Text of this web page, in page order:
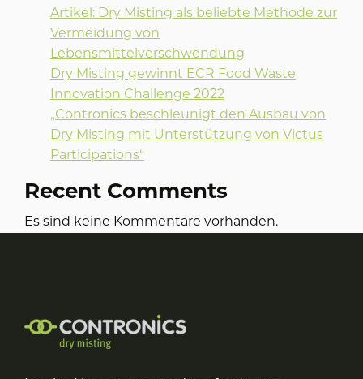
Artikel: Dry Misting als beliebte Methode zur
Vermeidung von
Lebensmittelverschwendung
Dry Misting gewinnt ECR Food Waste
Innovation Challenge 2022
„Contronics beschleunigt den Ausbau von
Dry Misting mit Unterstützung von Victus
Participations“
Recent Comments
Es sind keine Kommentare vorhanden.